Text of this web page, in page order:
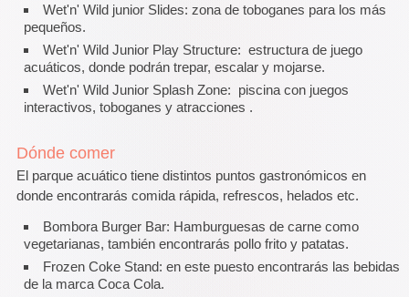
Wet'n' Wild junior Slides: zona de toboganes para los más
pequeños.
Wet'n' Wild Junior Play Structure: estructura de juego
acuáticos, donde podrán trepar, escalar y mojarse.
Wet'n' Wild Junior Splash Zone: piscina con juegos
interactivos, toboganes y atracciones .
Dónde comer
El parque acuático tiene distintos puntos gastronómicos en
donde encontrarás comida rápida, refrescos, helados etc.
Bombora Burger Bar: Hamburguesas de carne como
vegetarianas, también encontrarás pollo frito y patatas.
Frozen Coke Stand: en este puesto encontrarás las bebidas
de la marca Coca Cola.